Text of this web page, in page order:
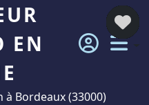
EN
Bordeaux (33000)